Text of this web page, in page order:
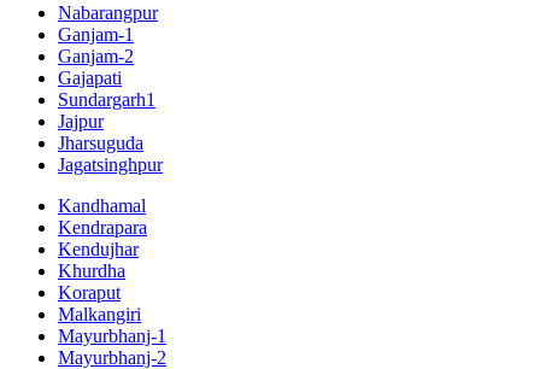
Nabarangpur
Ganjam-1
Ganjam-2
Gajapati
Sundargarh1
Jajpur
Jharsuguda
Jagatsinghpur
Kandhamal
Kendrapara
Kendujhar
Khurdha
Koraput
Malkangiri
Mayurbhanj-1
Mayurbhanj-2